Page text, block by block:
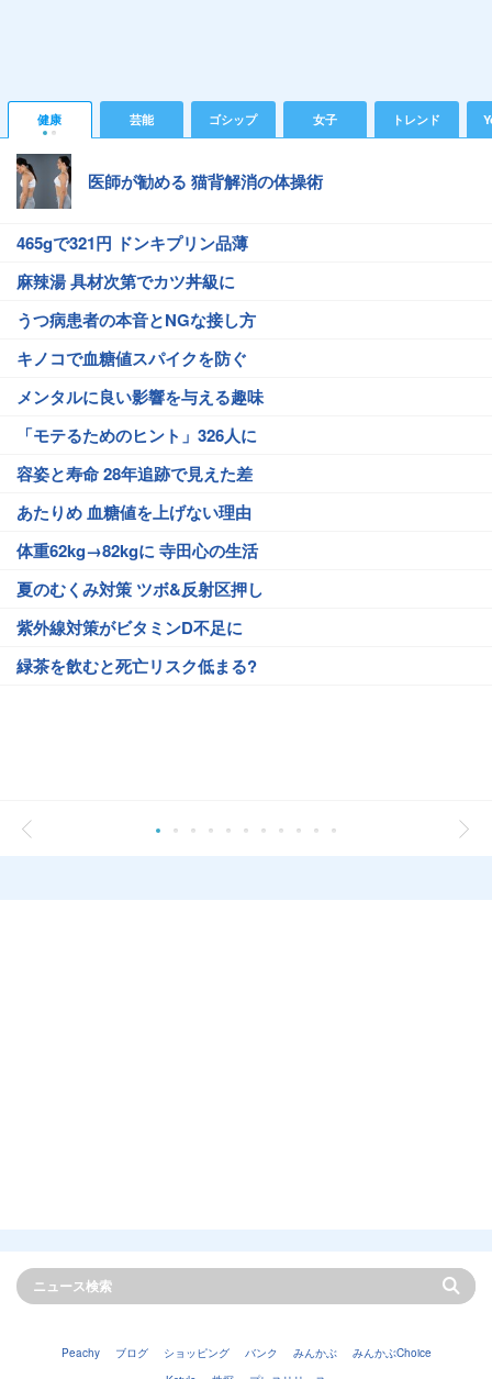
健康 芸能 ゴシップ 女子 トレンド
医師が勧める 猫背解消の体操術
465gで321円 ドンキプリン品薄
麻辣湯 具材次第でカツ丼級に
うつ病患者の本音とNGな接し方
キノコで血糖値スパイクを防ぐ
メンタルに良い影響を与える趣味
「モテるためのヒント」326人に
容姿と寿命 28年追跡で見えた差
あたりめ 血糖値を上げない理由
体重62kg→82kgに 寺田心の生活
夏のむくみ対策 ツボ&反射区押し
紫外線対策がビタミンD不足に
緑茶を飲むと死亡リスク低まる?
Peachy ブログ ショッピング バンク みんかぶ
みんかぶChoice